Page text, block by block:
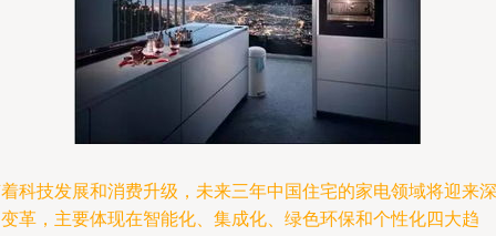
科技发展和消费升级，未来三年中国住宅的家电领域将迎来深
革，主要体现在智能化、集成化、绿色环保和个性化四大趋